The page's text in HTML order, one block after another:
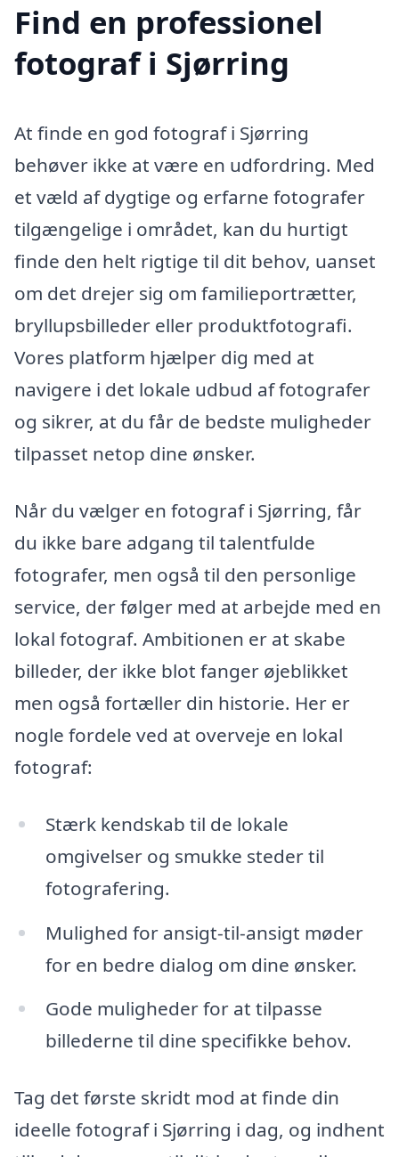
Find en professionel
fotograf i Sjørring
At finde en god fotograf i Sjørring
behøver ikke at være en udfordring. Med
et væld af dygtige og erfarne fotografer
tilgængelige i området, kan du hurtigt
finde den helt rigtige til dit behov, uanset
om det drejer sig om familieportrætter,
bryllupsbilleder eller produktfotografi.
Vores platform hjælper dig med at
navigere i det lokale udbud af fotografer
og sikrer, at du får de bedste muligheder
tilpasset netop dine ønsker.
Når du vælger en fotograf i Sjørring, får
du ikke bare adgang til talentfulde
fotografer, men også til den personlige
service, der følger med at arbejde med en
lokal fotograf. Ambitionen er at skabe
billeder, der ikke blot fanger øjeblikket
men også fortæller din historie. Her er
nogle fordele ved at overveje en lokal
fotograf:
Stærk kendskab til de lokale
omgivelser og smukke steder til
fotografering.
Mulighed for ansigt-til-ansigt møder
for en bedre dialog om dine ønsker.
Gode muligheder for at tilpasse
billederne til dine specifikke behov.
Tag det første skridt mod at finde din
ideelle fotograf i Sjørring i dag, og indhent